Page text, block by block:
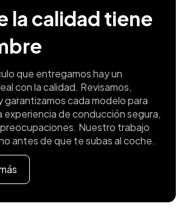
la calidad tiene
que entregamos hay un
con la calidad. Revisamos,
garantizamos cada modelo para
de conducción segura,
Nuestro trabajo
antes de que te subas al coche.